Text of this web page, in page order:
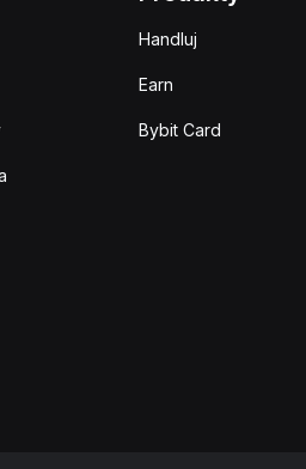
Handluj
Earn
Bybit Card